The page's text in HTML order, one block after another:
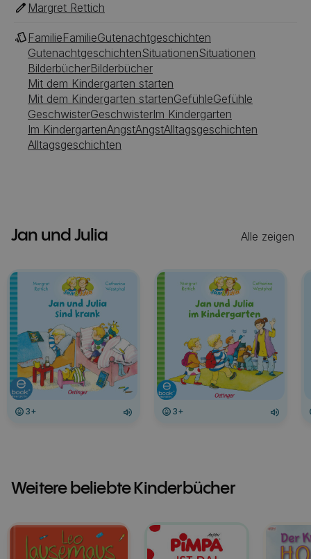
Margret Rettich
FamilieFamilieGutenachtgeschichten
GutenachtgeschichtenSituationenSituationen
BilderbücherBilderbücher
Mit dem Kindergarten starten
Mit dem Kindergarten startenGefühleGefühle
GeschwisterGeschwisterIm Kindergarten
Im KindergartenAngstAngstAlltagsgeschichten
Alltagsgeschichten
Jan und Julia Alle zeigen
3+ 3+
Weitere beliebte Kinderbücher